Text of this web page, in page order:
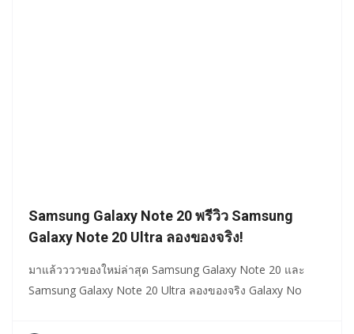
Samsung Galaxy Note 20 พรีวิว Samsung
Galaxy Note 20 Ultra ลองของจริง!
มาแล้ววววของใหม่ล่าสุด Samsung Galaxy Note 20 และ
Samsung Galaxy Note 20 Ultra ลองของจริง Galaxy No